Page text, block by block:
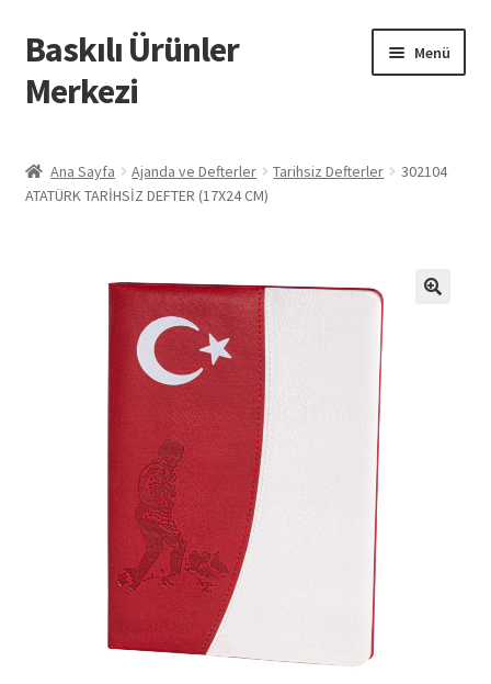
Dolaşıma
geç
İçeriğe
geç
Baskılı Ürünler
Merkezi
Menü
Baskılı Ürünler
İPTAL VE İADE KOŞULLARI
İptal ve İade Politikası
Mesafeli Satış Sözleşmesi
Mesafeli Satış Sözleşmesi
Ana Sayfa Ajanda ve Defterler Tarihsiz Defterler
302104
ATATÜRK TARİHSİZ DEFTER (17X24 CM)